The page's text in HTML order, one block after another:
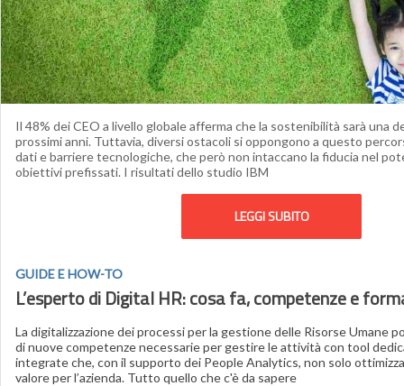
Il 48% dei CEO a livello globale afferma che la sostenibilità sarà una
prossimi anni. Tuttavia, diversi ostacoli si oppongono a questo
dati e barriere tecnologiche, che però non intaccano la fiducia nel
obiettivi prefissati. I risultati dello studio IBM
LEGGI SUBITO
GUIDE E HOW-TO
L’esperto di Digital HR: cosa fa, competenze e
La digitalizzazione dei processi per la gestione delle Risorse Umane
di nuove competenze necessarie per gestire le attività con tool
integrate che, con il supporto dei People Analytics, non solo
valore per l’azienda. Tutto quello che c'è da sapere